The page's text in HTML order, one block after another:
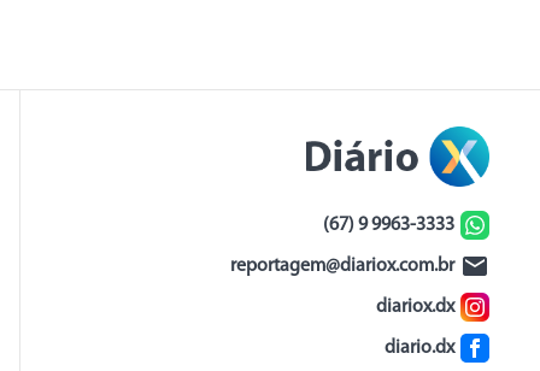
(67) 9 9963-3333
reportagem@diariox.com.br
diariox.dx
diario.dx